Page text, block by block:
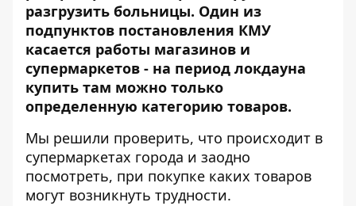
разгрузить больницы. Один из
подпунктов постановления КМУ
касается работы магазинов и
супермаркетов - на период локдауна
купить там можно только
определенную категорию товаров.
Мы решили проверить, что происходит в
супермаркетах города и заодно
посмотреть, при покупке каких товаров
могут возникнуть трудности.